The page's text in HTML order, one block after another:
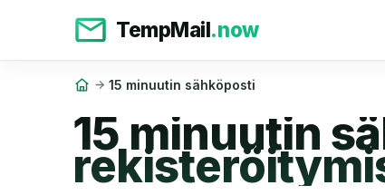
TempMail.now
15 minuutin sähköposti
15 minuutin